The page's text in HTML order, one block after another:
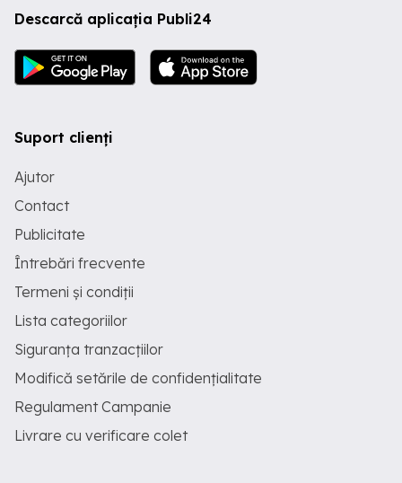
Descarcă aplicația Publi24
Suport clienți
Ajutor
Contact
Publicitate
Întrebări frecvente
Termeni și condiții
Lista categoriilor
Siguranța tranzacțiilor
Modifică setările de confidențialitate
Regulament Campanie
Livrare cu verificare colet